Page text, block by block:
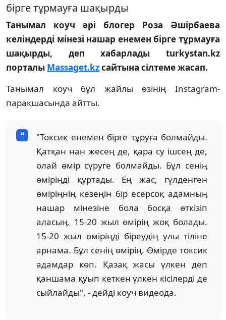
бірге тұрмауға шақырды
Танымал коуч әрі блогер Роза Әшірбаева
келіндерді мінезі нашар енемен бірге тұрмауға
шақырды, деп хабарлады turkystan.kz
порталы Massaget.kzсайтына сілтеме жасап.
Танымал коуч бұл жайлы өзінің Instagram-
парақшасында айтты.
"Токсик енемен бірге тұруға болмайды.
Қатқан нан жесең де, қара су ішсең де,
олай өмір сүруге болмайды. Бұл сенің
өміріңді құртады. Ең жас, гүлденген
өміріңнің кезеңін бір есерсоқ адамның
нашар мінезіне бола босқа өткізіп
аласың. 15-20 жыл өмірің жоқ болады.
15-20 жыл өміріңді біреудің улы тіліне
арнама. Бұл сенің өмірің. Өмірде токсик
адамдар көп. Қазақ жасы үлкен деп
қаншама қуып кеткен үлкен кісілерді де
сыйлайды", - дейді коуч видеода.